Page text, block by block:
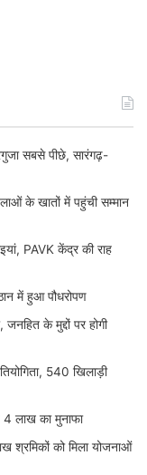
सबसे पीछे, सारंगढ़-
के खातों में पहुंची सम्मान
PAVK केंद्र की राह
में हुआ पौधरोपण
के मुद्दों पर होगी
540 खिलाड़ी
लाख का मुनाफा
श्रमिकों को मिला योजनाओं